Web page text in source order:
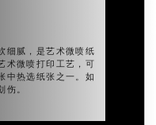
细腻，是艺术微喷纸
术微喷打印工艺，可
中热选纸张之一。如
伤。